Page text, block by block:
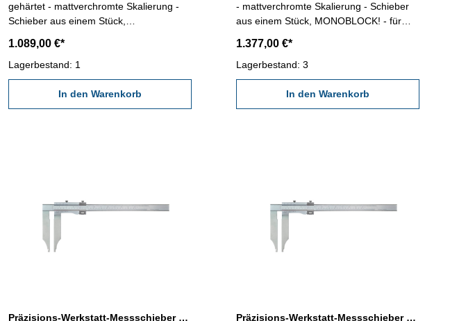
gehärtet - mattverchromte Skalierung -
Schieber aus einem Stück,
Stufenmessung - mit Feineinstellung -
Genauigkeit nach Werksnorm - Ablesung
0,05 mm / 1/128" - Lieferung im
Behältnis/Kasten (dient nur zum
Transport!) Schnabellänge 300 mm
1.089,00 €*
Lagerbestand: 1
In den Warenkorb
- mattverchromte Skalierung - Schieber
aus einem Stück, MONOBLOCK! - für
Feineinstellung - Genauigkeit nach
Werksnorm - Ablesung 0,05 mm / 1/128"
- Lieferung im Behältnis/Kasten (dient nur
zum Transport!) Schnabellänge 300 mm
Messbereich 2000 mm / 80"
1.377,00 €*
Lagerbestand: 3
In den Warenkorb
Präzisions-Werkstatt-Messschieber 0-500 mm Werksnorm
Präzisions-Werkstatt-Messschieber 0-600 mm analog DIN 862